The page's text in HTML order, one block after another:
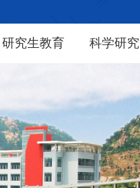
研究生教育 科学研究